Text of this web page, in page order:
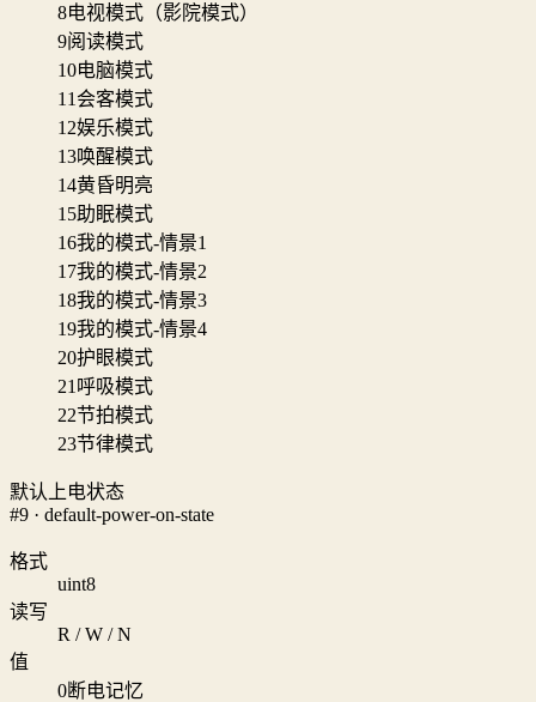
8电视模式（影院模式）
9阅读模式
10电脑模式
11 会客模式
12娱乐模式
13唤醒模式
14黄昏明亮
15助眠模式
16我的模式-情景1
17我的模式-情景2
18我的模式-情景3
19我的模式-情景4
20护眼模式
21 呼吸模式
22节拍模式
23节律模式
默认上电状态
#9 · default-power-on-state
格式
uint8
读写
R / W / N
值
0断电记忆